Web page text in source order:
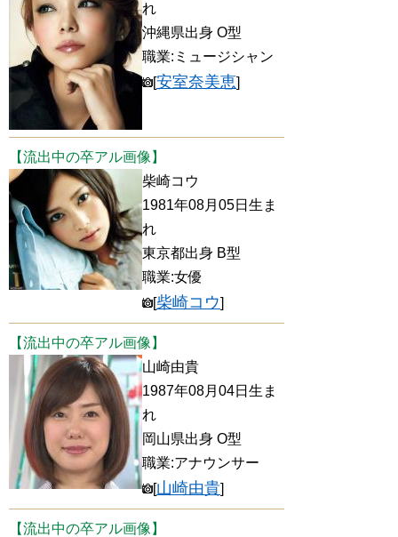
れ
沖縄県出身 O型
職業:ミュージシャン
[安室奈美恵]
【流出中の卒アル画像】
柴崎コウ
1981年08月05日生ま
れ
東京都出身 B型
職業:女優
[柴崎コウ]
【流出中の卒アル画像】
山崎由貴
1987年08月04日生ま
れ
岡山県出身 O型
職業:アナウンサー
[山崎由貴]
【流出中の卒アル画像】